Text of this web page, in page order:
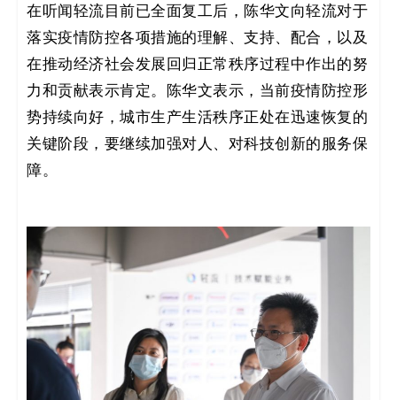
皮
书
在听闻轻流目前已全面复工后，陈华文向轻流对于
落实疫情防控各项措施的理解、支持、配合，以及
在推动经济社会发展回归正常秩序过程中作出的努
力和贡献表示肯定。陈华文表示，当前疫情防控形
势持续向好，城市生产生活秩序正处在迅速恢复的
关键阶段，要继续加强对人、对科技创新的服务保
障。